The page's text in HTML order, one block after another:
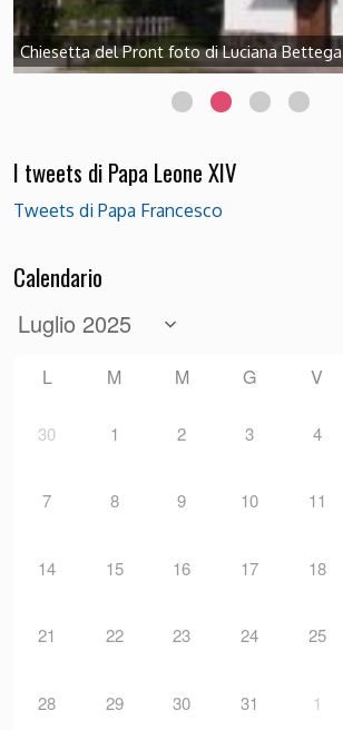
Chiesetta del Pront foto di Luciana Bettega
I tweets di Papa Leone XIV
Tweets di Papa Francesco
Calendario
L M M G V
30 1 2 3 4
7 8 9 10 11
14 15 16 17 18
21 22 23 24 25
28 29 30 31 1